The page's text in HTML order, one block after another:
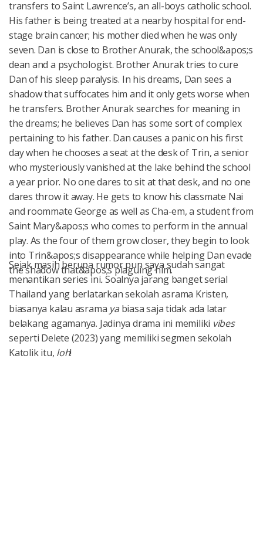
Sejak masih berupa rumor pun saya sudah sangat
menantikan series ini.Soalnya jarang banget serial
Thailand yang berlatarkan sekolah asrama Kristen,
biasanya kalau asrama yabiasa saja tidak ada latar
belakang agamanya. Jadinya drama ini memiliki vibes
seperti Delete (2023) yang memiliki segmen sekolah
Katolik itu, loh!